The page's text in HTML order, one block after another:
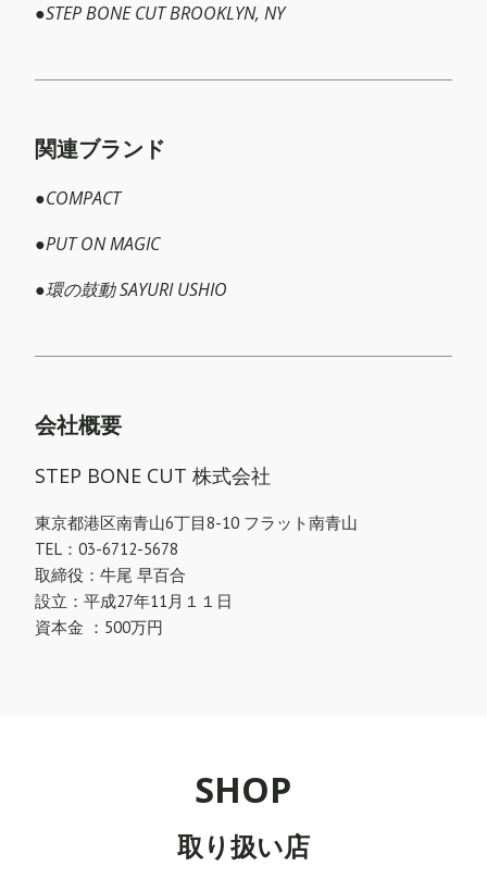
●STEP BONE CUT BROOKLYN, NY
関連ブランド
●COMPACT
●PUT ON MAGIC
●環の鼓動 SAYURI USHIO
会社概要
STEP BONE CUT 株式会社
東京都港区南青山6丁目8-10 フラット南青山
TEL：03-6712-5678
取締役：牛尾 早百合
設立：平成27年11月１１日
資本金 ：500万円
​SHOP
取り扱い店